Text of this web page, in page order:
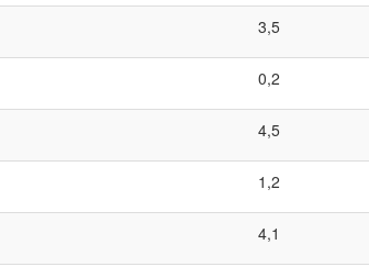
3,5
0,2
4,5
1,2
4,1